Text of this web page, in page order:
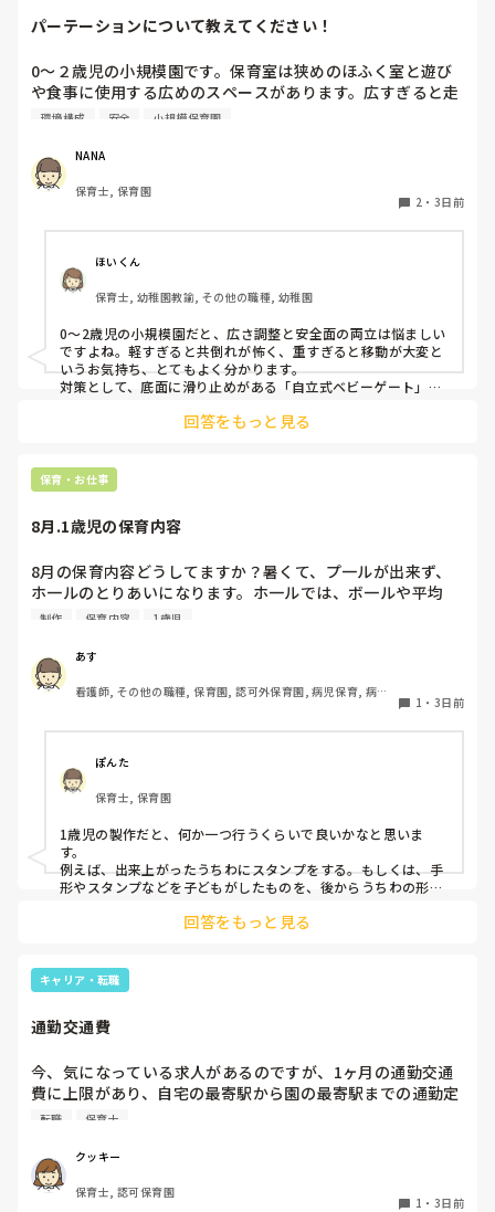
パーテーションについて教えてください！
0〜２歳児の小規模園です。保育室は狭めのほふく室と遊び
や食事に使用する広めのスペースがあります。広すぎると走
り回ったりして落ち着かないので、活動によってパーテーシ
うな素材で軽いので、ちょっと体が当たると倒れたり、つか
まり立ちが不安定な子にとっては共倒れになったりで危険で
す。かと言って固定してしまうと活動によって柔軟に移動す
しっかりした重いものを置いていましたが、移動が大変で使
い勝手が悪く、子どもがぶつかって倒れた時に怖い思いをし
ました。
皆さんの園ではどんなもので工夫されていますか？
環境構成 安全 小規模保育園
NANA
保育士, 保育園
2 ・ 3日前
ほいくん
保育士, 幼稚園教諭, その他の職種, 幼稚園
0〜2歳児の小規模園だと、広さ調整と安全面の両立は悩ましい
ですよね。軽すぎると共倒れが怖く、重すぎると移動が大変と
いうお気持ち、とてもよく分かります。
対策として、底面に滑り止めがある「自立式ベビーゲート」な
た、ストッパー付きキャスターをつけたロー棚を仕切りにすれ
り、脚元に水入りペットボトルなどの重りを付けて補強してみ
てくださいね。安全で使いやすい方法が見つかるよう応援して
回答をもっと見る
保育・お仕事
8月.1歳児の保育内容
8月の保育内容どうしてますか？暑くて、プ一ルが出来ず、
ホ一ルのとりあいになります。ホ一ルでは、ボ一ルや平均
台、風船で遊んでいます。製作で、うちわや望遠鏡や風鈴🎐
クラスです、玩具で遊ばせながら、何人かずつよんで、やっ
ています。何か、いいアイデアや、工夫など、何でもいいの
で、教えて下さい。
制作 保育内容 1歳児
あす
看護師, その他の職種, 保育園, 認可外保育園, 病児保育, 病院
1 ・ 3日前
ぽんた
保育士, 保育園
1歳児の製作だと、何か一つ行うくらいで良いかなと思いま
す。
例えば、出来上がったうちわにスタンプをする。もしくは、手
形やスタンプなどを子どもがしたものを、後からうちわの形に
雨遊び、氷遊び、など間食遊びをたくさん行っています。
す！いつもと違うおもちゃ、室内に興味津々です！
回答をもっと見る
キャリア・転職
通勤交通費
今、気になっている求人があるのですが、1ヶ月の通勤交通
費に上限があり、自宅の最寄駅から園の最寄駅までの通勤定
期代が5,000円ほどオーバーします
私としてはなかなか大きい金額なので、この時点で応募を迷
っているのですが、皆さんならどうしますか？
転職 保育士
クッキー
保育士, 認可保育園
1 ・ 3日前